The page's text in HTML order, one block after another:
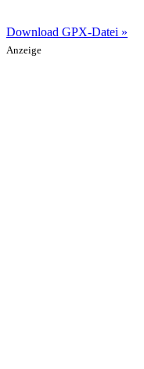
Download GPX-Datei »
Anzeige